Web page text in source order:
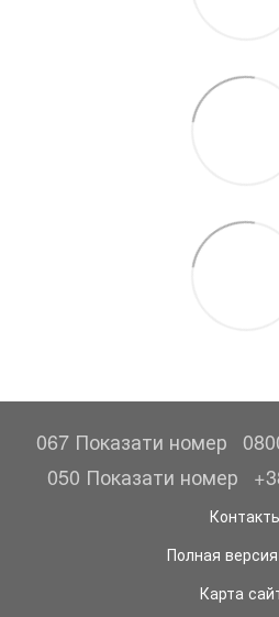
067 Показати номер
050 Показати номер
Полная
Карта